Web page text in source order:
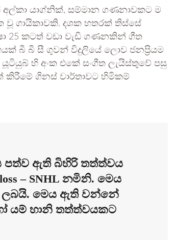
අල්කා යාග්නික්, සම්මාන ගණනාවකට ම
වූ ගායිකාවකි. දශක හතරක් තිස්සේ
25 කටත් වඩා වැඩි ගණනකින් ගීත
බී බී සී ගුවන් විදුලියේ ලොව ජනප්‍රියම
හි අංක එකේ සංගීත ලැයිස්තුවේ පසු
කිරීමේ ගිනස් වාර්තාවට හිමිකම්
පත්ව ඇති බිහිරි තත්ත්වය
– SNHL නමිනි. මෙය
ලබයි. මෙය ඇති වන්නේ
යම් හානි තත්ත්වයකට